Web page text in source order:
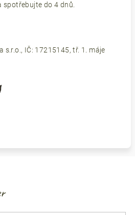
do 4 dnů.
s.r.o., IČ: 17215145, tř. 1. máje